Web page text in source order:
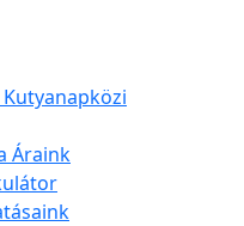
Áraink